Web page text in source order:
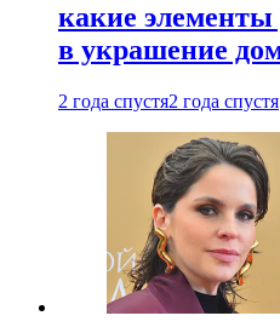
какие элементы
в украшение
2 года спустя2 года спустя